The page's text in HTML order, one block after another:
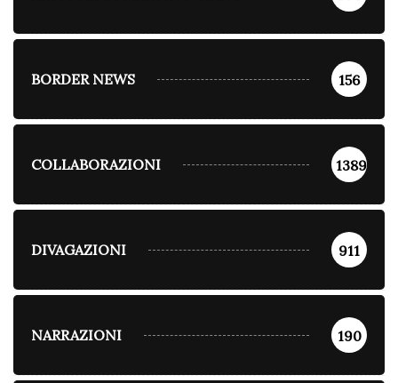
BORDER NEWS 156
COLLABORAZIONI 1389
DIVAGAZIONI 911
NARRAZIONI 190